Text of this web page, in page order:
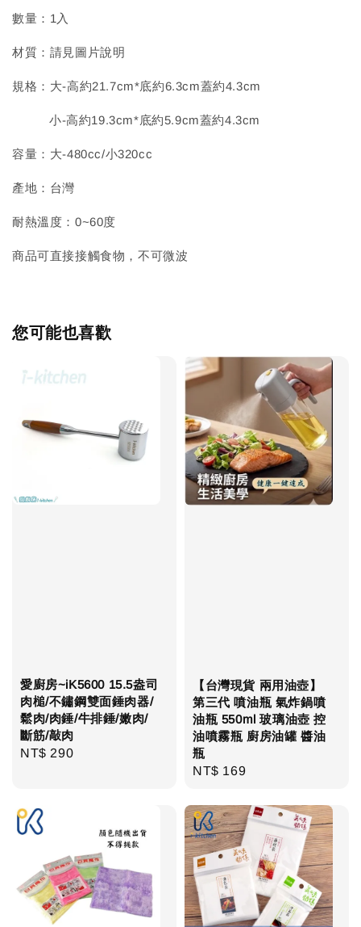
數量：1入
材質：請見圖片說明
規格：大-高約21.7cm*底約6.3cm蓋約4.3cm
小-高約19.3cm*底約5.9cm蓋約4.3cm
容量：大-480cc/小320cc
產地：台灣
耐熱溫度：0~60度
商品可直接接觸食物，不可微波
您可能也喜歡
愛廚房~iK5600 15.5盎司
肉槌/不鏽鋼雙面錘肉器/
鬆肉/肉錘/牛排錘/嫩肉/
斷筋/敲肉
Regular
NT$ 290
【台灣現貨 兩用油壺】
第三代 噴油瓶 氣炸鍋噴
油瓶 550ml 玻璃油壺 控
油噴霧瓶 廚房油罐 醬油
瓶
Regular
NT$ 169